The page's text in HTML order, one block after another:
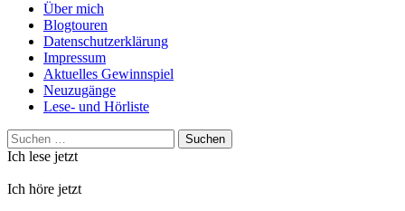
Über mich
Blogtouren
Datenschutzerklärung
Impressum
Aktuelles Gewinnspiel
Neuzugänge
Lese- und Hörliste
Suchen
nach:
Ich lese jetzt
Ich höre jetzt